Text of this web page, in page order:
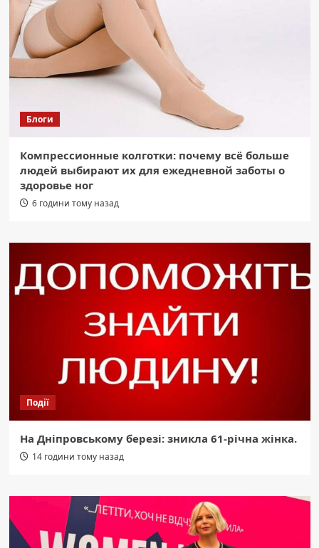
Блоги
Компрессионные колготки: почему всё больше
людей выбирают их для ежедневной заботы о
здоровье ног
6 години тому назад
Події
На Дніпровському березі: зникла 61-річна жінка.
14 години тому назад